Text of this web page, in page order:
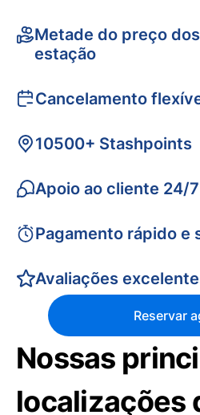
Metade do preço
estação
Cancelamento
10500+ Stashpoints
Apoio ao cliente 24/7
Pagamento rápido e
Avaliações
Reservar
Nossas
localizações